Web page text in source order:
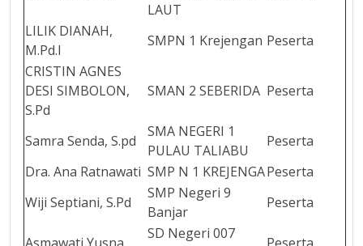
LAUT
LILIK DIANAH,
M.Pd.I
SMPN 1 Krejengan Peserta
CRISTIN AGNES
DESI SIMBOLON,
S.Pd
SMAN 2 SEBERIDA Peserta
Samra Senda, S.pd
SMA NEGERI 1
PULAU TALIABU
Peserta
Dra. Ana Ratnawati SMP N 1 KREJENGAPeserta
Wiji Septiani, S.Pd
SMP Negeri 9
Banjar
Peserta
SD Negeri 007